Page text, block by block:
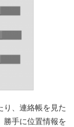
り、連絡帳を見た
勝手に位置情報を